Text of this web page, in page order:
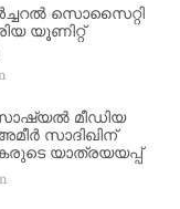
സൊസൈറ്റി
യൂണിറ്റ്
മീഡിയ
സാദിഖിന്
യാത്രയയപ്പ്